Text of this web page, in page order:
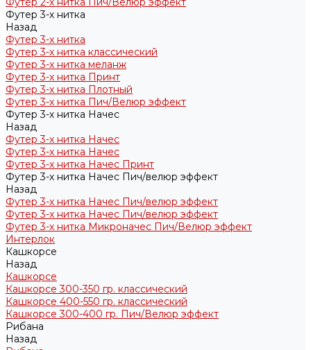
Футер 3-х нитка
Назад
Футер 3-х нитка
Футер 3-х нитка классический
Футер 3-х нитка меланж
Футер 3-х нитка Принт
Футер 3-х нитка Плотный
Футер 3-х нитка Пич/Велюр эффект
Футер 3-х нитка Начес
Назад
Футер 3-х нитка Начес
Футер 3-х нитка Начес
Футер 3-х нитка Начес Принт
Футер 3-х нитка Начес Пич/велюр эффект
Назад
Футер 3-х нитка Начес Пич/велюр эффект
Футер 3-х нитка Начес Пич/велюр эффект
Футер 3-х нитка Микроначес Пич/Велюр эффект
Интерлок
Кашкорсе
Назад
Кашкорсе
Кашкорсе 300-350 гр. классический
Кашкорсе 400-550 гр. классический
Кашкорсе 300-400 гр. Пич/Велюр эффект
Рибана
Назад